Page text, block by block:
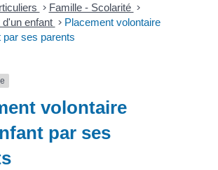
> Famille - Scolarité >
enfant > Placement volontaire
par ses parents
volontaire
par ses